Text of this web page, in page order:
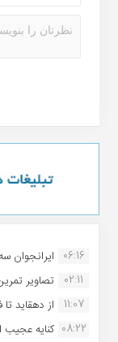
06:16 ایرانجوان
02:11
تصاویر
11:07
از دهقاید
08:22 کنایه